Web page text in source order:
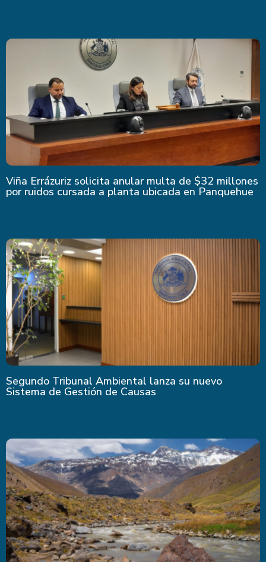
Viña Errázuriz solicita anular multa de $32 millones
por ruidos cursada a planta ubicada en Panquehue
Segundo Tribunal Ambiental lanza su nuevo
Sistema de Gestión de Causas